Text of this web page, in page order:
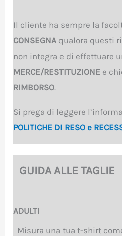
Il cliente ha sempre la
CONSEGNA qualora questi
non integra e di effettuare
MERCE/RESTITUZIONE e
RIMBORSO.
Si prega di leggere
POLITICHE DI RESO e
GUIDA ALLE TAGLIE
ADULTI
Misura una tua t-shirt